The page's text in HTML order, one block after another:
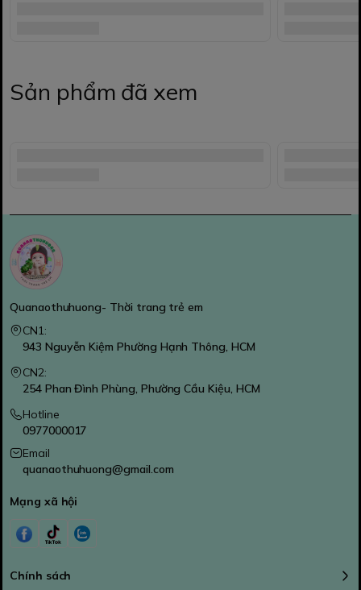
Sản phẩm đã xem
Quanaothuhuong- Thời trang trẻ em
CN1:
943 Nguyễn Kiệm Phường Hạnh Thông, HCM
CN2:
254 Phan Đình Phùng, Phường Cầu Kiệu, HCM
Hotline
0977000017
Email
quanaothuhuong@gmail.com
Mạng xã hội
Chính sách